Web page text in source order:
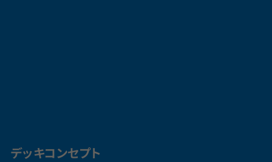
デッキコンセプト